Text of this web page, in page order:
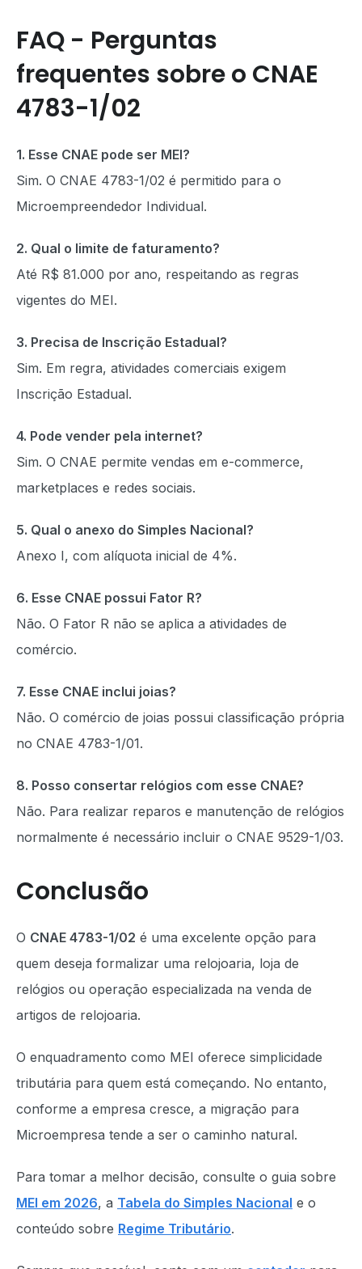
FAQ - Perguntas
frequentes sobre o CNAE
4783-1/02
1. Esse CNAE pode ser MEI?
Sim. O CNAE 4783-1/02 é permitido para o
Microempreendedor Individual.
2. Qual o limite de faturamento?
Até R$ 81.000 por ano, respeitando as regras
vigentes do MEI.
3. Precisa de Inscrição Estadual?
Sim. Em regra, atividades comerciais exigem
Inscrição Estadual.
4. Pode vender pela internet?
Sim. O CNAE permite vendas em e-commerce,
marketplaces e redes sociais.
5. Qual o anexo do Simples Nacional?
Anexo I, com alíquota inicial de 4%.
6. Esse CNAE possui Fator R?
Não. O Fator R não se aplica a atividades de
comércio.
7. Esse CNAE inclui joias?
Não. O comércio de joias possui classificação própria
no CNAE 4783-1/01.
8. Posso consertar relógios com esse CNAE?
Não. Para realizar reparos e manutenção de relógios
normalmente é necessário incluir o CNAE 9529-1/03.
Conclusão
O CNAE 4783-1/02 é uma excelente opção para
quem deseja formalizar uma relojoaria, loja de
relógios ou operação especializada na venda de
artigos de relojoaria.
O enquadramento como MEI oferece simplicidade
tributária para quem está começando. No entanto,
conforme a empresa cresce, a migração para
Microempresa tende a ser o caminho natural.
Para tomar a melhor decisão, consulte o guia sobre
MEI em 2026, a Tabela do Simples Nacional e o
conteúdo sobre Regime Tributário.